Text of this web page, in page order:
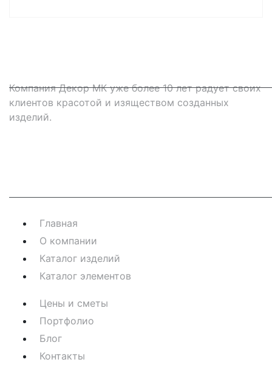
Компания Декор МК уже более 10 лет радует своих
клиентов красотой и изяществом созданных
изделий.
Главная
О компании
Каталог изделий
Каталог элементов
Цены и сметы
Портфолио
Блог
Контакты